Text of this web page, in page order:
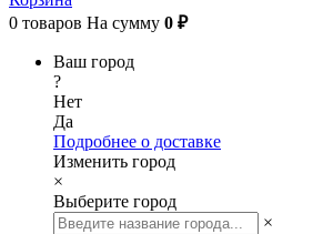
0 товаров На сумму 0 ₽
Ваш город
?
Нет
Да
Подробнее о доставке
Изменить город
×
Выберите город
×